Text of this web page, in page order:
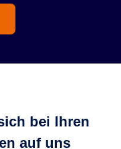
bei Ihren
auf uns